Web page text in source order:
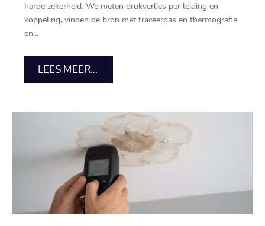
harde zekerheid. We meten drukverlies per leiding en
koppeling, vinden de bron met traceergas en thermografie
en...
LEES MEER...